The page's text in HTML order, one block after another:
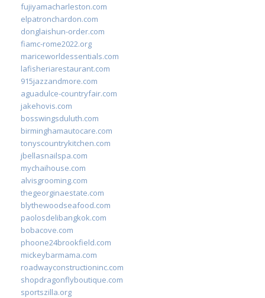
fujiyamacharleston.com
elpatronchardon.com
donglaishun-order.com
fiamc-rome2022.org
mariceworldessentials.com
lafisheriarestaurant.com
915jazzandmore.com
aguadulce-countryfair.com
jakehovis.com
bosswingsduluth.com
birminghamautocare.com
tonyscountrykitchen.com
jbellasnailspa.com
mychaihouse.com
alvisgrooming.com
thegeorginaestate.com
blythewoodseafood.com
paolosdelibangkok.com
bobacove.com
phoone24brookfield.com
mickeybarmama.com
roadwayconstructioninc.com
shopdragonflyboutique.com
sportszilla.org